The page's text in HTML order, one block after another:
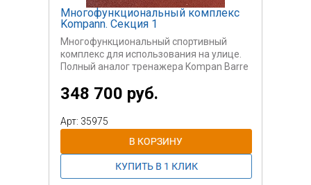
Многофункциональный комплекс
Kompann. Секция 1
Многофункциональный спортивный
комплекс для использования на улице.
Полный аналог тренажера Kompan Barre
Может быть использован
самостоятельно или вместе с другими
секциями.
Данный комплекс содержит различные
варианты брусьев.
Предназначен для установки на
спортивных площадках. Для
пользователей старше 14 лет.
348 700 руб.
Арт: 35975